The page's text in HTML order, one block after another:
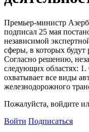
Премьер-министр
подписал 25 мая
независимой
сферы, в которых будут
Согласно решению,
следующих областях: 1.
охватывает все виды
железнодорожного
Пожалуйста, войдите
Войти Подписаться